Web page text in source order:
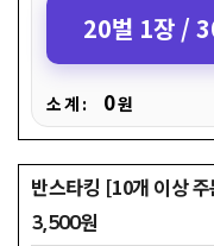
20벌 1장 /
소 계 : 0원
반스타킹 [10개 이상
3,500원